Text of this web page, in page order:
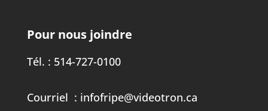
Pour nous joindre
Tél. : 514-727-0100
Courriel : infofripe@videotron.ca